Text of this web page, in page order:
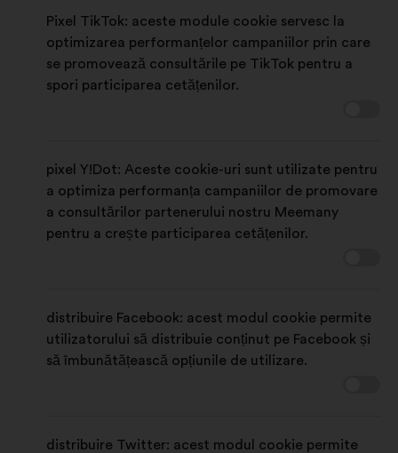
Pixel TikTok: aceste module cookie servesc la
optimizarea performanțelor campaniilor prin care
se promovează consultările pe TikTok pentru a
spori participarea cetățenilor.
pixel Y!Dot: Aceste cookie-uri sunt utilizate pentru
a optimiza performanța campaniilor de promovare
a consultărilor partenerului nostru Meemany
pentru a crește participarea cetățenilor.
distribuire Facebook: acest modul cookie permite
utilizatorului să distribuie conținut pe Facebook și
să îmbunătățească opțiunile de utilizare.
distribuire Twitter: acest modul cookie permite